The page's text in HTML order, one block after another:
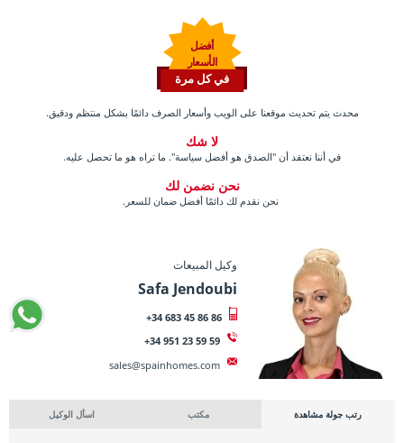
أفضل
الأسعار
في كل مرة
محدث يتم تحديث موقعنا على الويب وأسعار الصرف دائمًا بشكل منتظم ودقيق.
لا شك
في أننا نعتقد أن "الصدق هو أفضل سياسة". ما تراه هو ما تحصل عليه.
نحن نضمن لك
نحن نقدم لك دائمًا أفضل ضمان للسعر.
وكيل المبيعات
Safa Jendoubi
+34 683 45 86 86
+34 951 23 59 59
sales@spainhomes.com
رتب جولة مشاهدة مكتب اسأل الوكيل